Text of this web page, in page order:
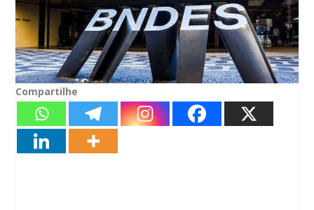
Compartilhe